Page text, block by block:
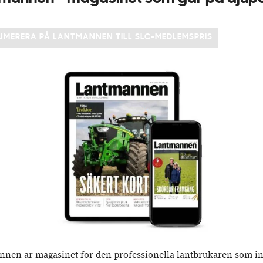
PÅ LANTMANNEN TILL SLC-MEDLEMSPRIS
är magasinet för den professionella lantbrukaren som